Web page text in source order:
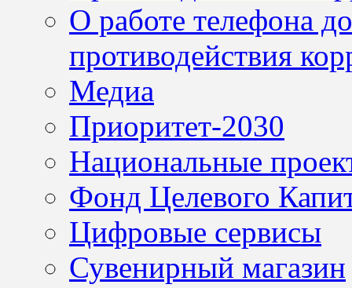
О работе телефона
противодействия
Медиа
Приоритет-2030
Национальные
Фонд Целевого
Цифровые сервисы
Сувенирный магазин